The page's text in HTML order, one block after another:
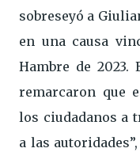
sobreseyó a
en una causa
Hambre de
remarcaron que
los ciudadanos a
a las